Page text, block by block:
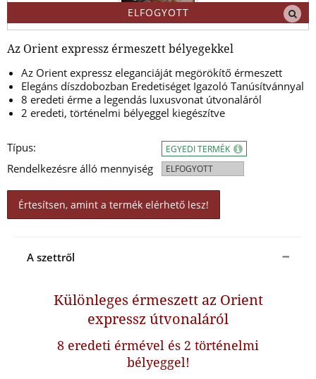
ELFOGYOTT
Az Orient expressz érmeszett bélyegekkel
Az Orient expressz eleganciáját megörökítő érmeszett
Elegáns díszdobozban Eredetiséget Igazoló Tanúsítvánnyal
8 eredeti érme a legendás luxusvonat útvonaláról
2 eredeti, történelmi bélyeggel kiegészítve
Típus:
Rendelkezésre álló mennyiség
EGYEDI TERMÉK
ELFOGYOTT
Értesítsen, amint a termék elérhető lesz!
A szettről
Különleges érmeszett az Orient
expressz útvonaláról
8 eredeti érmével és 2 történelmi
bélyeggel!